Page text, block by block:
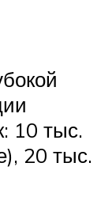
10 тыс.
20 тыс.